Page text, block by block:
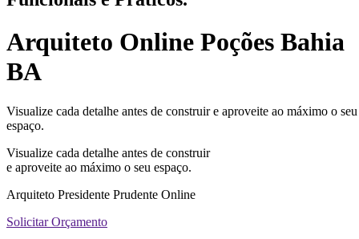
Arquiteto Online Poções Bahia
BA
Visualize cada detalhe antes de construir e aproveite ao máximo o seu
espaço.
Visualize cada detalhe antes de construir
e aproveite ao máximo o seu espaço.
Arquiteto Presidente Prudente Online
Solicitar Orçamento